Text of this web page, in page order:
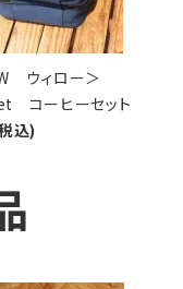
ウィロー＞
コーヒーセット
込)